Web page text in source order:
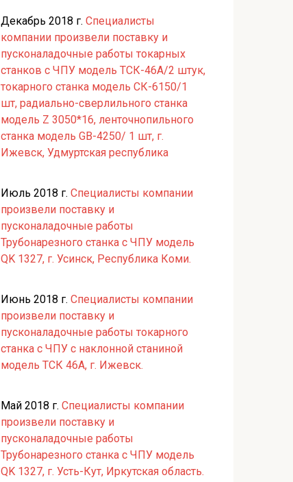
Декабрь 2018 г. Специалисты
компании произвели поставку и
пусконаладочные работы токарных
станков с ЧПУ модель ТСК-46А/2 штук,
токарного станка модель СК-6150/1
шт, радиально-сверлильного станка
модель Z 3050*16, ленточнопильного
станка модель GB-4250/ 1 шт, г.
Ижевск, Удмуртская республика
Июль 2018 г. Специалисты компании
произвели поставку и
пусконаладочные работы
Трубонарезного станка с ЧПУ модель
QK 1327, г. Усинск, Республика Коми.
Июнь 2018 г. Специалисты компании
произвели поставку и
пусконаладочные работы токарного
станка с ЧПУ с наклонной станиной
модель ТСК 46А, г. Ижевск.
Май 2018 г. Специалисты компании
произвели поставку и
пусконаладочные работы
Трубонарезного станка с ЧПУ модель
QK 1327, г. Усть-Кут, Иркутская область.